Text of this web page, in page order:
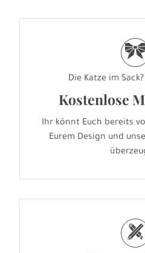
Die Katze im
Kostenlose
Ihr könnt Euch bereits
Eurem Design und
h